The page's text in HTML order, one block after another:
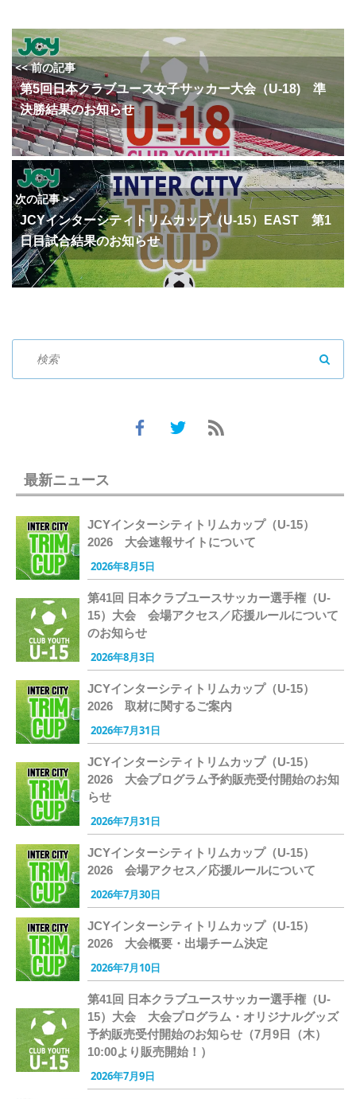
<< 前の記事
第5回日本クラブユース女子サッカー大会（U-18) 準
決勝結果のお知らせ
次の記事 >>
JCYインターシティトリムカップ（U-15）EAST 第1
日目試合結果のお知らせ
最新ニュース
JCYインターシティトリムカップ（U-15）
2026 大会速報サイトについて
2026年8月5日
第41回 日本クラブユースサッカー選手権（U-
15）大会 会場アクセス／応援ルールについて
のお知らせ
2026年8月3日
JCYインターシティトリムカップ（U-15）
2026 取材に関するご案内
2026年7月31日
JCYインターシティトリムカップ（U-15）
2026 大会プログラム予約販売受付開始のお知
らせ
2026年7月31日
JCYインターシティトリムカップ（U-15）
2026 会場アクセス／応援ルールについて
2026年7月30日
JCYインターシティトリムカップ（U-15）
2026 大会概要・出場チーム決定
2026年7月10日
第41回 日本クラブユースサッカー選手権（U-
15）大会 大会プログラム・オリジナルグッズ
予約販売受付開始のお知らせ（7月9日（木）
10:00より販売開始！）
2026年7月9日